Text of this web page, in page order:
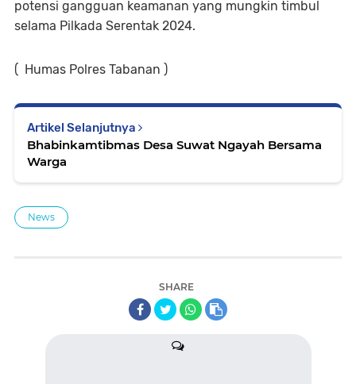
potensi gangguan keamanan yang mungkin timbul
selama Pilkada Serentak 2024.
( Humas Polres Tabanan )
Artikel Selanjutnya
Bhabinkamtibmas Desa Suwat Ngayah Bersama
Warga
News
SHARE